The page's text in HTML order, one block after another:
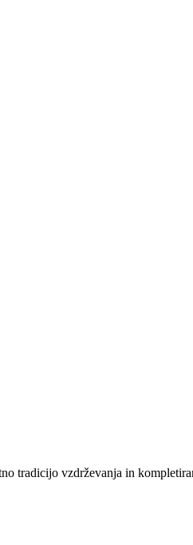
tradicijo vzdrževanja in